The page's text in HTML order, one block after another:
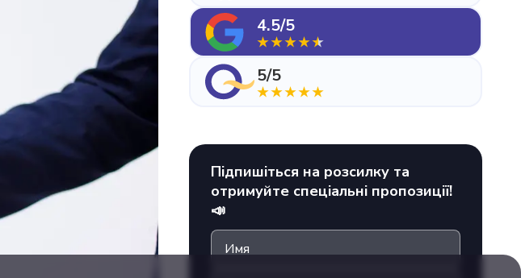
4.5/5
5/5
Підпишіться на розсилку та
отримуйте спеціальні пропозиції!
📣